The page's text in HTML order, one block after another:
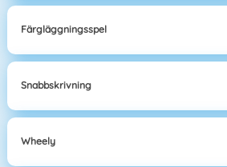
Färgläggningsspel
Snabbskrivning
Wheely